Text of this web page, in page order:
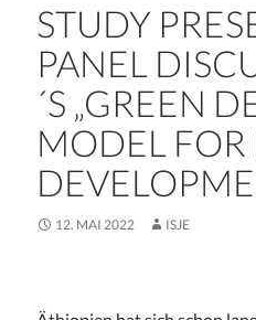
STUDY
PANEL
´S „GREEN
MODEL
12. MAI 2022 ISJE